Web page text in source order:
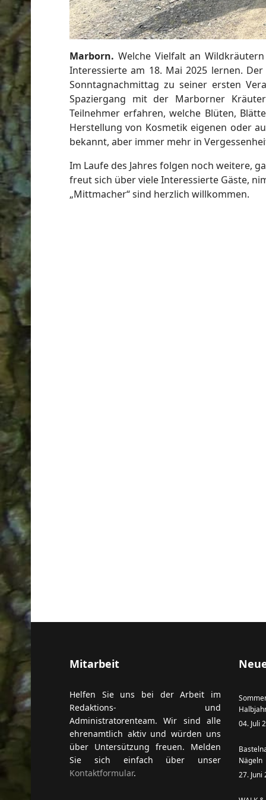
Marborn. Welche Vielfalt an
Interessierte am 18. Mai 2025 lernen.
Sonntagnachmittag zu seiner ersten
Spaziergang mit der Marborner
Teilnehmer erfahren, welche Blüten,
Herstellung von Kosmetik eigenen oder
bekannt, aber immer mehr in
Im Laufe des Jahres folgen noch weitere,
freut sich über viele Interessierte Gäste,
„Mittmacher“ sind herzlich willkommen.
Mitarbeit
Helfen Sie uns bei der Arbeit im
Redaktions- und
Administratorenteam. Wir sind alle
ehrenamtlich aktiv und würden uns
über Untersützung freuen. Melden
Sie sich einfach über unser
Kontaktformular.
04. Juli
Nägeln
27. Juni